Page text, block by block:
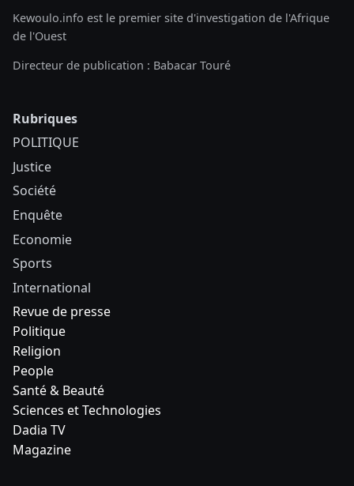
Kewoulo.info est le premier site d'investigation de l'Afrique
de l'Ouest
Directeur de publication : Babacar Touré
Rubriques
POLITIQUE
Justice
Société
Enquête
Economie
Sports
International
Revue de presse
Politique
Religion
People
Santé & Beauté
Sciences et Technologies
Dadia TV
Magazine